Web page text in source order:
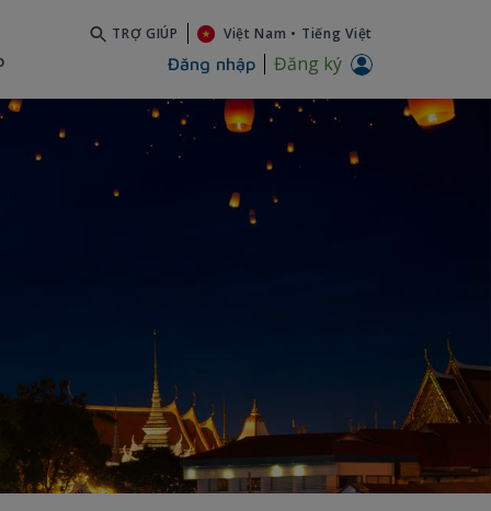
TRỢ GIÚP Việt Nam • Tiếng Việt
Đăng nhập Đăng ký